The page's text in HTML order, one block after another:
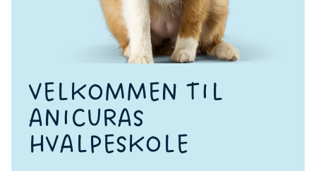
VELKOMMEN TIL
ANICURAS
HVALPESKOLE